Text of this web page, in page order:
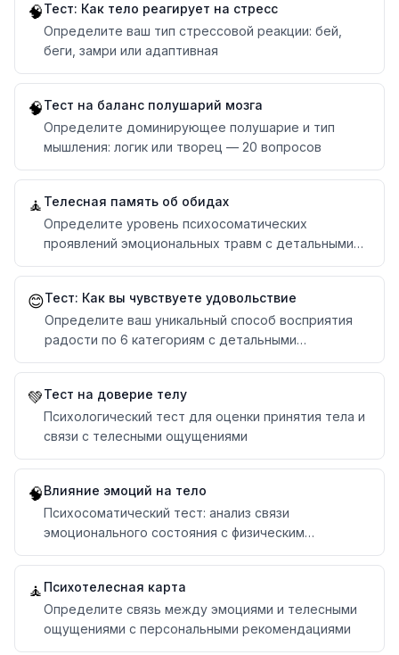
🧠Тест: Как тело реагирует на стресс
Определите ваш тип стрессовой реакции: бей,
беги, замри или адаптивная
🧠Тест на баланс полушарий мозга
Определите доминирующее полушарие и тип
мышления: логик или творец — 20 вопросов
🧘 Телесная память об обидах
Определите уровень психосоматических
проявлений эмоциональных травм с детальными
рекомендациями
😊Тест: Как вы чувствуете удовольствие
Определите ваш уникальный способ восприятия
радости по 6 категориям с детальными
рекомендациями
💚Тест на доверие телу
Психологический тест для оценки принятия тела и
связи с телесными ощущениями
🧠Влияние эмоций на тело
Психосоматический тест: анализ связи
эмоционального состояния с физическим
здоровьем
🧘 Психотелесная карта
Определите связь между эмоциями и телесными
ощущениями с персональными рекомендациями